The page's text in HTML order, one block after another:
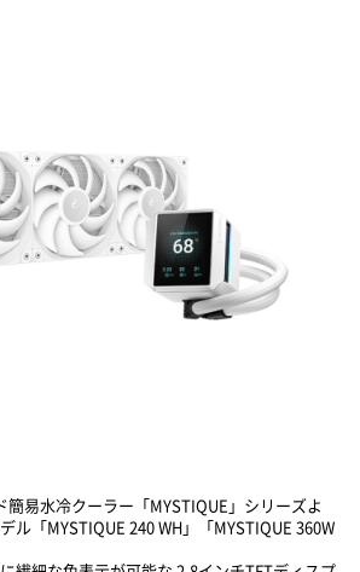
簡易水冷クーラー「MYSTIQUE」シリーズよ
ル「MYSTIQUE 240 WH」「MYSTIQUE 360W